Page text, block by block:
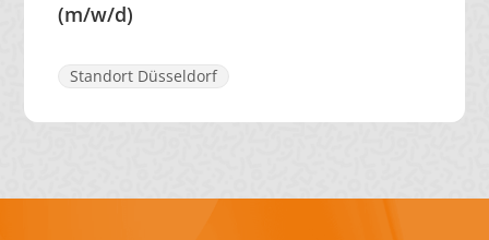
(m/w/d)
Standort Düsseldorf